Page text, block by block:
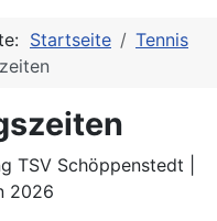
Startseite
Tennis
TSV Schöppenstedt |
2026